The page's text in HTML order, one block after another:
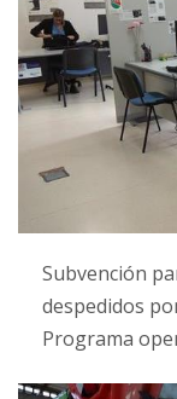
Subvención
despedidos
Programa